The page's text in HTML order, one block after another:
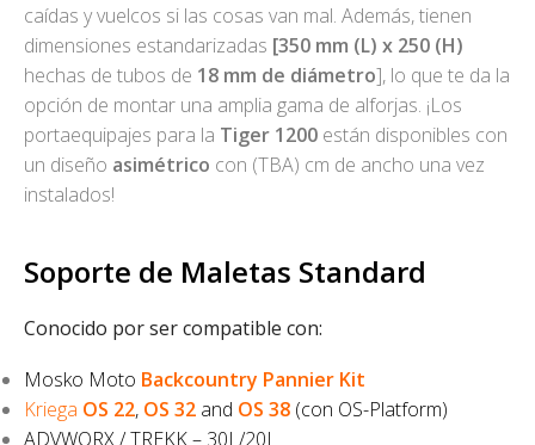
caídas y vuelcos si las cosas van mal. Además, tienen
dimensiones estandarizadas [350 mm (L) x 250 (H)
hechas de tubos de 18 mm de diámetro], lo que te da la
opción de montar una amplia gama de alforjas. ¡Los
portaequipajes para la Tiger 1200 están disponibles con
un diseño asimétrico con (TBA) cm de ancho una vez
instalados!
Soporte de Maletas Standard
Conocido por ser compatible con:
Mosko Moto Backcountry Pannier Kit
Kriega OS 22, OS 32 and OS 38 (con OS-Platform)
ADVWORX / TREKK – 30L/20L